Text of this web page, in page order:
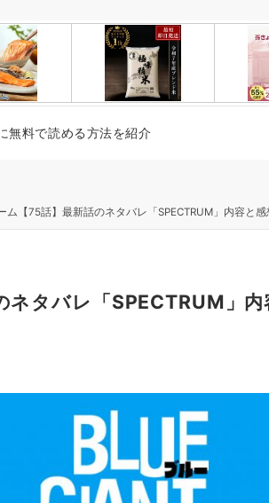
無料で読める方法を紹介
ム【75話】最新話のネタバレ「SPECTRUM」内容と感
タバレ「SPECTRUM」内